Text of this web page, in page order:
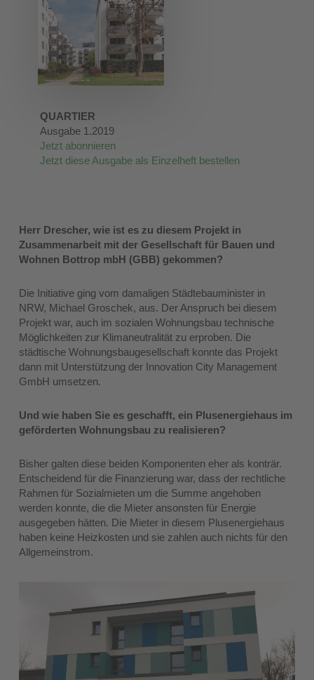
QUARTIER
Ausgabe 1.2019
Jetzt abonnieren
Jetzt diese Ausgabe als Einzelheft bestellen
Herr Drescher, wie ist es zu diesem Projekt in
Zusammenarbeit mit der Gesellschaft für Bauen und
Wohnen Bottrop mbH (GBB) gekommen?
Die Initiative ging vom damaligen Städtebauminister in
NRW, Michael Groschek, aus. Der Anspruch bei diesem
Projekt war, auch im sozialen Wohnungsbau technische
Möglichkeiten zur Klimaneutralität zu erproben. Die
städtische Wohnungsbaugesellschaft konnte das Projekt
dann mit Unterstützung der Innovation City Management
GmbH umsetzen.
Und wie haben Sie es geschafft, ein Plusenergiehaus im
geförderten Wohnungsbau zu realisieren?
Bisher galten diese beiden Komponenten eher als konträr.
Entscheidend für die Finanzierung war, dass der rechtliche
Rahmen für Sozialmieten um die Summe angehoben
werden konnte, die die Mieter ansonsten für Energie
ausgegeben hätten. Die Mieter in diesem Plusenergiehaus
haben keine Heizkosten und sie zahlen auch nichts für den
Allgemeinstrom.